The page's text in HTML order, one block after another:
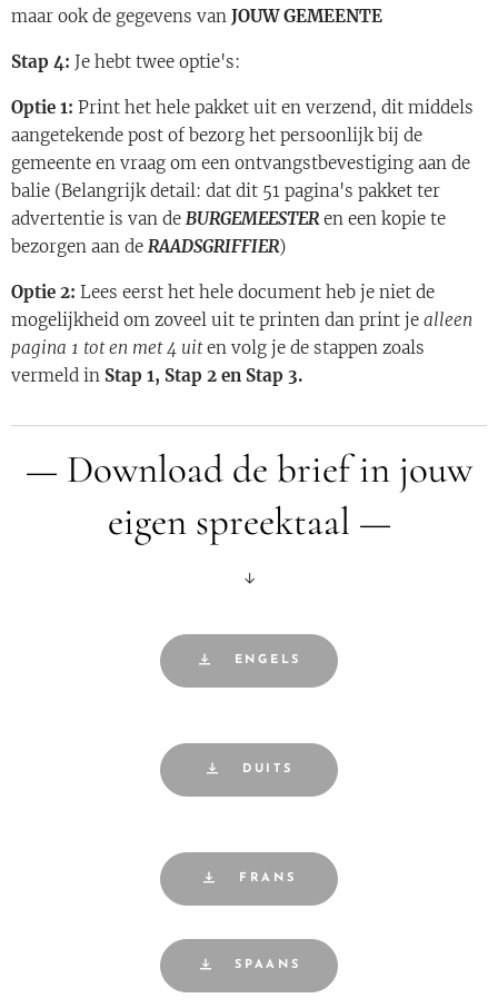
maar ook de gegevens van JOUW GEMEENTE
Stap 4: Je hebt twee optie's:
Optie 1: Print het hele pakket uit en verzend, dit middels
aangetekende post of bezorg het persoonlijk bij de
gemeente en vraag om een ontvangstbevestiging aan de
balie (Belangrijk detail: dat dit 51 pagina's pakket ter
advertentie is van de BURGEMEESTER en een kopie te
bezorgen aan de RAADSGRIFFIER)
Optie 2: Lees eerst het hele document heb je niet de
mogelijkheid om zoveel uit te printen dan print je alleen
pagina 1 tot en met 4 uiten volg je de stappen zoals
vermeld in Stap 1, Stap 2 en Stap 3.
— Download de brief in jouw
eigen spreektaal —
↓
ENGELS
DUITS
FRANS
SPAANS